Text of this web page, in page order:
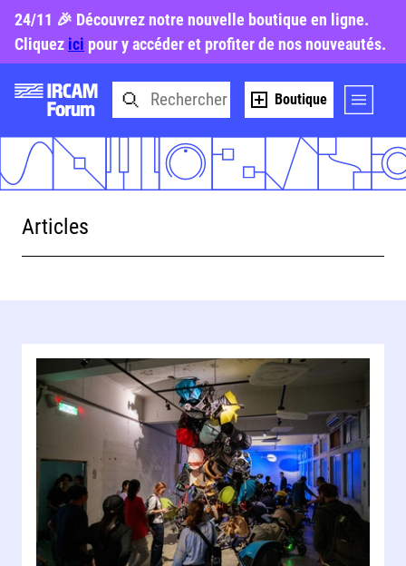
24/11 🎉 Découvrez notre nouvelle boutique en ligne.
Cliquez ici pour y accéder et profiter de nos nouveautés.
Boutique
Articles